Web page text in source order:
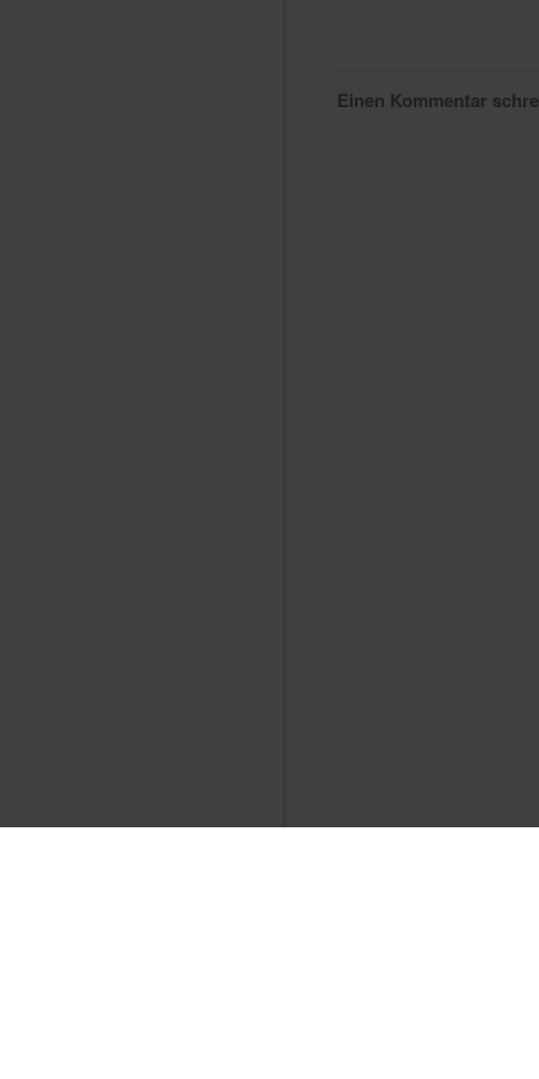
Einen Kommentar